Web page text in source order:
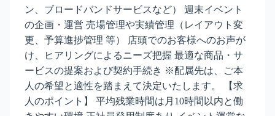
ン、ブロードバンドサービスなど） 週末イベント
の企画・運営 売場管理や実績管理（レイアウト変
更、予算進捗管理 等） 店頭でのお客様へのお声が
け、ヒアリングによるニーズ把握 最適な商品・サ
ービスの提案および契約手続き ※配属先は、ご本
人の希望と適性を踏まえて決定いたします。 【求
人のポイント】 平均残業時間は月10時間以内と働